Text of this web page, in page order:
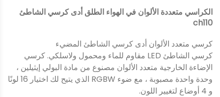
الكراسي متعددة الألوان في الهواء الطلق أدى كرسي الشاطئ
ch110
كرسي متعدد الألوان أدى كرسي الشاطئ المضيء
كرسي الشاطئ LED مقاوم للماء ومحمول ولاسلكي. كرسي
الإضاءة الخارجية متعدد الألوان مصنوع من مادة البولي إيثيلين ،
وحدة واحدة مصبوبة ، مع ضوء RGBW الذي يتيح لك اختيار 16 لونًا
و 4 أوضاع لتغيير اللون.